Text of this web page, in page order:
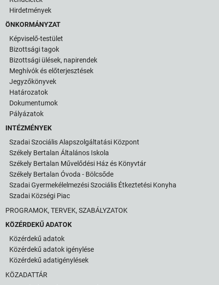
Hirdetmények
ÖNKORMÁNYZAT
Képviselő-testület
Bizottsági tagok
Bizottsági ülések, napirendek
Meghívók és előterjesztések
Jegyzőkönyvek
Határozatok
Dokumentumok
Pályázatok
INTÉZMÉNYEK
Szadai Szociális Alapszolgáltatási Központ
Székely Bertalan Általános Iskola
Székely Bertalan Művelődési Ház és Könyvtár
Székely Bertalan Óvoda - Bölcsőde
Szadai Gyermekélelmezési Szociális Étkeztetési Konyha
Szadai Községi Piac
PROGRAMOK, TERVEK, SZABÁLYZATOK
KÖZÉRDEKŰ ADATOK
Közérdekű adatok
Közérdekű adatok igénylése
Közérdekű adatigénylések
KÖZADATTÁR